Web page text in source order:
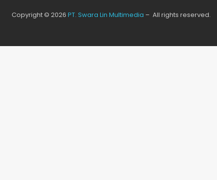
Copyright © 2026 PT. Swara Lin Multimedia – All rights reserved.